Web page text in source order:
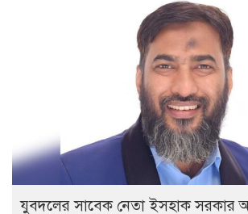
যুবদলের সাবেক নেতা ইসহাক সরকার